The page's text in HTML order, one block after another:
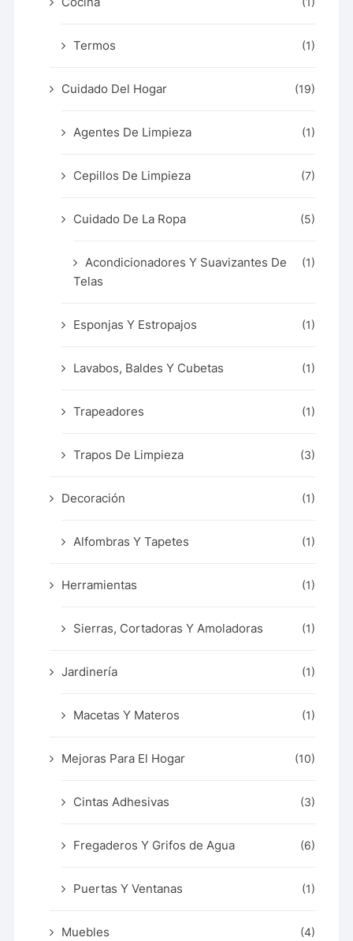
Termos (1)
Cuidado Del Hogar (19)
Agentes De Limpieza (1)
Cepillos De Limpieza (7)
Cuidado De La Ropa (5)
Acondicionadores Y Suavizantes De
Telas
(1)
Esponjas Y Estropajos (1)
Lavabos, Baldes Y Cubetas (1)
Trapeadores (1)
Trapos De Limpieza (3)
Decoración (1)
Alfombras Y Tapetes (1)
Herramientas (1)
Sierras, Cortadoras Y Amoladoras (1)
Jardinería (1)
Macetas Y Materos (1)
Mejoras Para El Hogar (10)
Cintas Adhesivas (3)
Fregaderos Y Grifos de Agua (6)
Puertas Y Ventanas (1)
Muebles (4)